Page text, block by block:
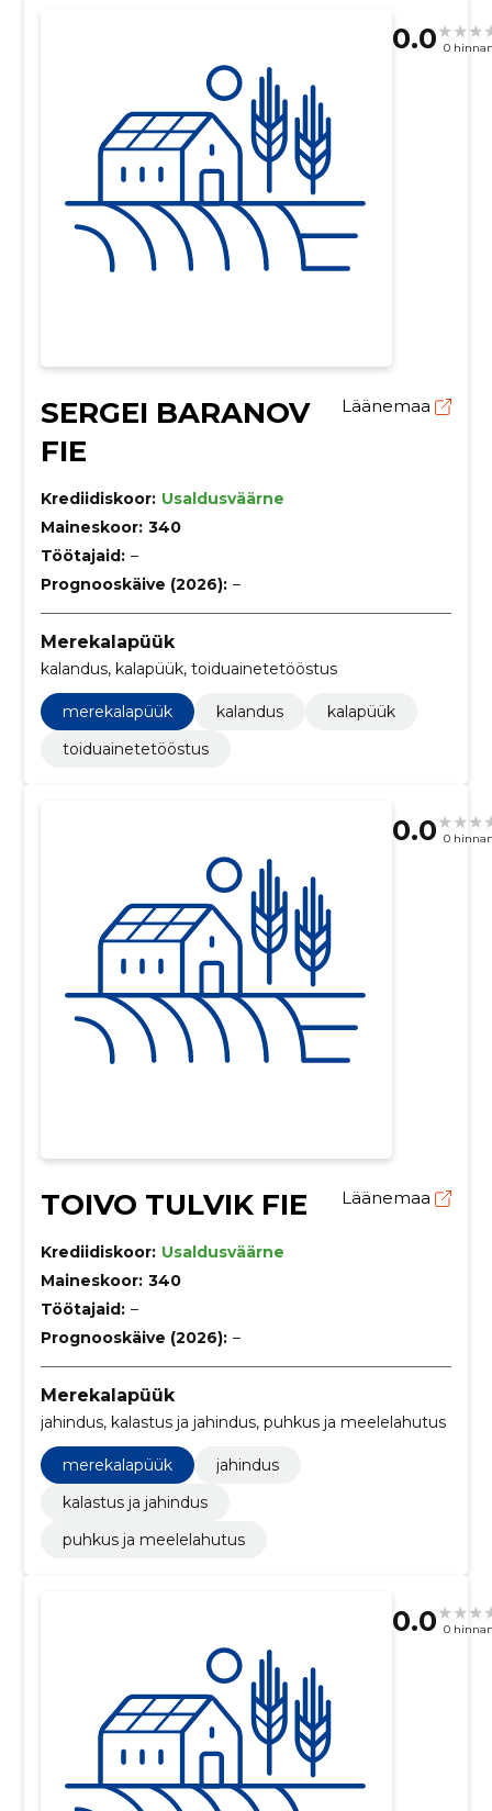
0.0 0
SERGEI BARANOV
FIE
Läänemaa
Krediidiskoor: Usaldusväärne
Maineskoor: 340
Töötajaid: –
Prognooskäive (2026): –
Merekalapüük
kalandus, kalapüük, toiduainetetööstus
merekalapüük kalandus
kalapüük
toiduainetetööstus
0.0 0
TOIVO TULVIK FIE Läänemaa
Krediidiskoor: Usaldusväärne
Maineskoor: 340
Töötajaid: –
Prognooskäive (2026): –
Merekalapüük
jahindus, kalastus ja jahindus, puhkus ja meelelahutus
merekalapüük
jahindus
kalastus ja jahindus
puhkus ja meelelahutus
0.0 0